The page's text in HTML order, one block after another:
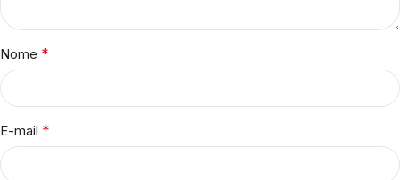
Nome *
E-mail *